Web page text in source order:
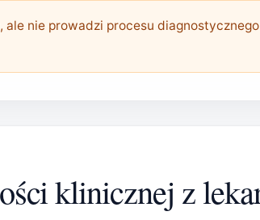
nie prowadzi procesu
klinicznej z